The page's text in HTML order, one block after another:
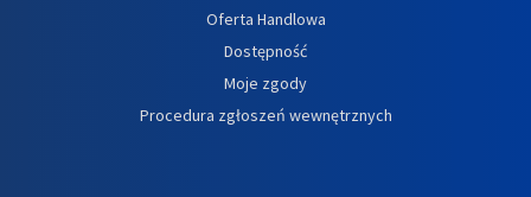
Oferta Handlowa
Dostępność
Moje zgody
Procedura zgłoszeń wewnętrznych